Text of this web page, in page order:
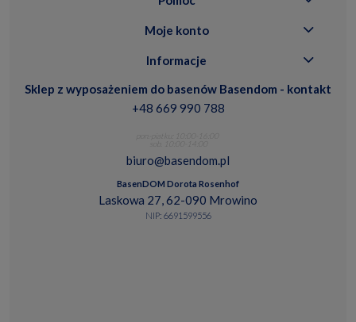
Moje konto
Informacje
Sklep z wyposażeniem do basenów Basendom - kontakt
+48 669 990 788
biuro@basendom.pl
BasenDOM Dorota Rosenhof
Laskowa 27, 62-090 Mrowino
NIP: 6691599556